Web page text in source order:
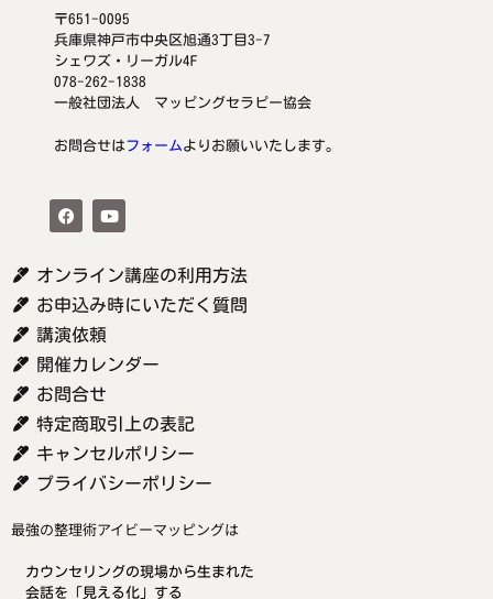
〒651-0095
兵庫県神戸市中央区旭通3丁目3-7
シェワズ・リーガル4F
078-262-1838
一般社団法人 マッピングセラピー協会
お問合せはフォームよりお願いいたします。
オンライン講座の利用方法
お申込み時にいただく質問
講演依頼
開催カレンダー
お問合せ
特定商取引上の表記
キャンセルポリシー
プライバシーポリシー
最強の整理術アイビーマッピングは
カウンセリングの現場から生まれた
会話を「見える化」する